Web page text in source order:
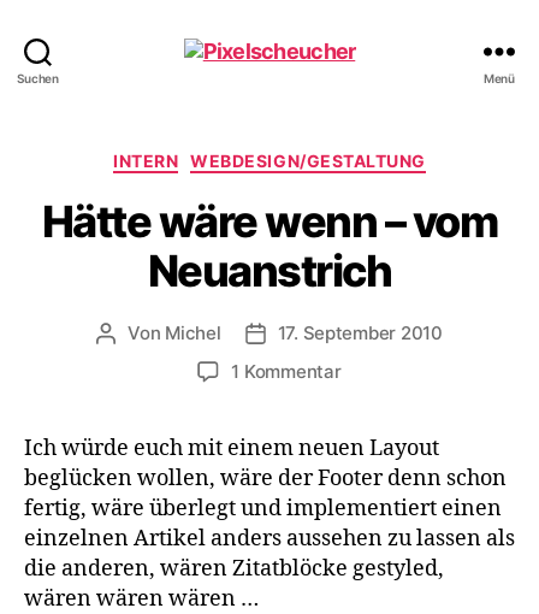
Suchen Menü
Kategorien
INTERN WEBDESIGN/GESTALTUNG
Hätte wäre wenn – vom
Neuanstrich
Beitragsautor
Von Michel Veröffentlichungsdatum
17. September 2010
1 Kommentarzu
wenn
–
vom
Neuanstrich
Ich würde euch mit einem neuen Layout
beglücken wollen, wäre der Footer denn schon
fertig, wäre überlegt und implementiert einen
einzelnen Artikel anders aussehen zu lassen als
die anderen, wären Zitatblöcke gestyled,
wären wären wären …